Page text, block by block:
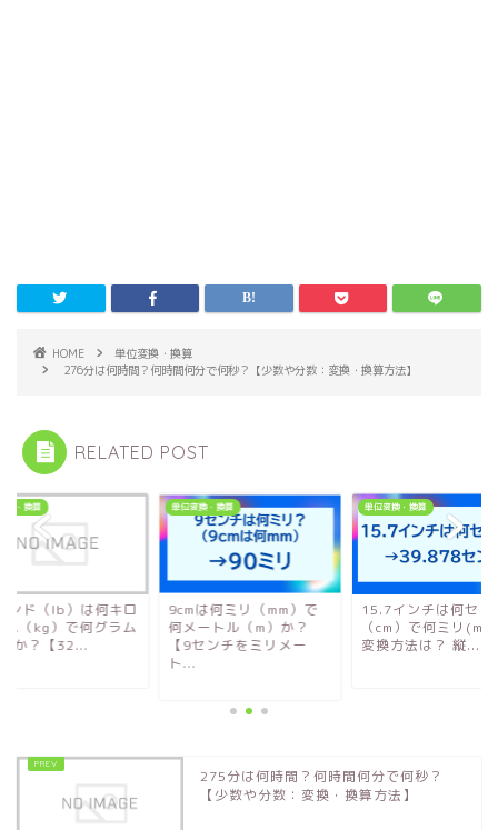
HOME
単位変換・換算
276分は何時間？何時間何分で何秒？【少数や分数：変換・換算方法】
RELATED POST
換・換算
ンド（lb）は何キロ
ム（kg）で何グラム
か？【32...
単位変換・換算
9cmは何ミリ（mm）で
何メートル（m）か？
【9センチをミリメー
ト...
単位変換・換算
15.7インチは何セン
（cm）で何ミリ
変換方法は？ 縦...
275分は何時間？何時間何分で何秒？
【少数や分数：変換・換算方法】